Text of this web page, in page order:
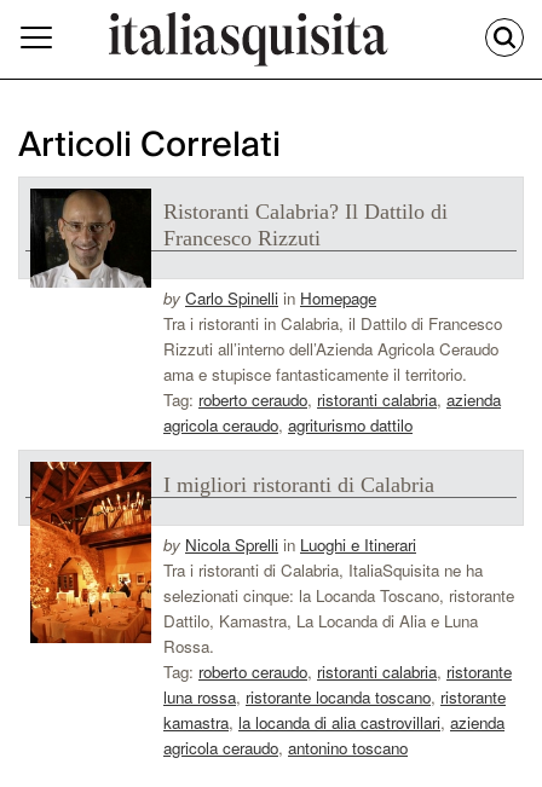
Articoli Correlati
Ristoranti Calabria? Il Dattilo di
Francesco Rizzuti
by Carlo Spinelli in Homepage
Tra i ristoranti in Calabria, il Dattilo di Francesco
Rizzuti all’interno dell’Azienda Agricola Ceraudo
ama e stupisce fantasticamente il territorio.
Tag: roberto ceraudo, ristoranti calabria, azienda
agricola ceraudo, agriturismo dattilo
I migliori ristoranti di Calabria
by Nicola Sprelli in Luoghi e Itinerari
Tra i ristoranti di Calabria, ItaliaSquisita ne ha
selezionati cinque: la Locanda Toscano, ristorante
Dattilo, Kamastra, La Locanda di Alia e Luna
Rossa.
Tag: roberto ceraudo, ristoranti calabria, ristorante
luna rossa, ristorante locanda toscano, ristorante
kamastra, la locanda di alia castrovillari, azienda
agricola ceraudo, antonino toscano